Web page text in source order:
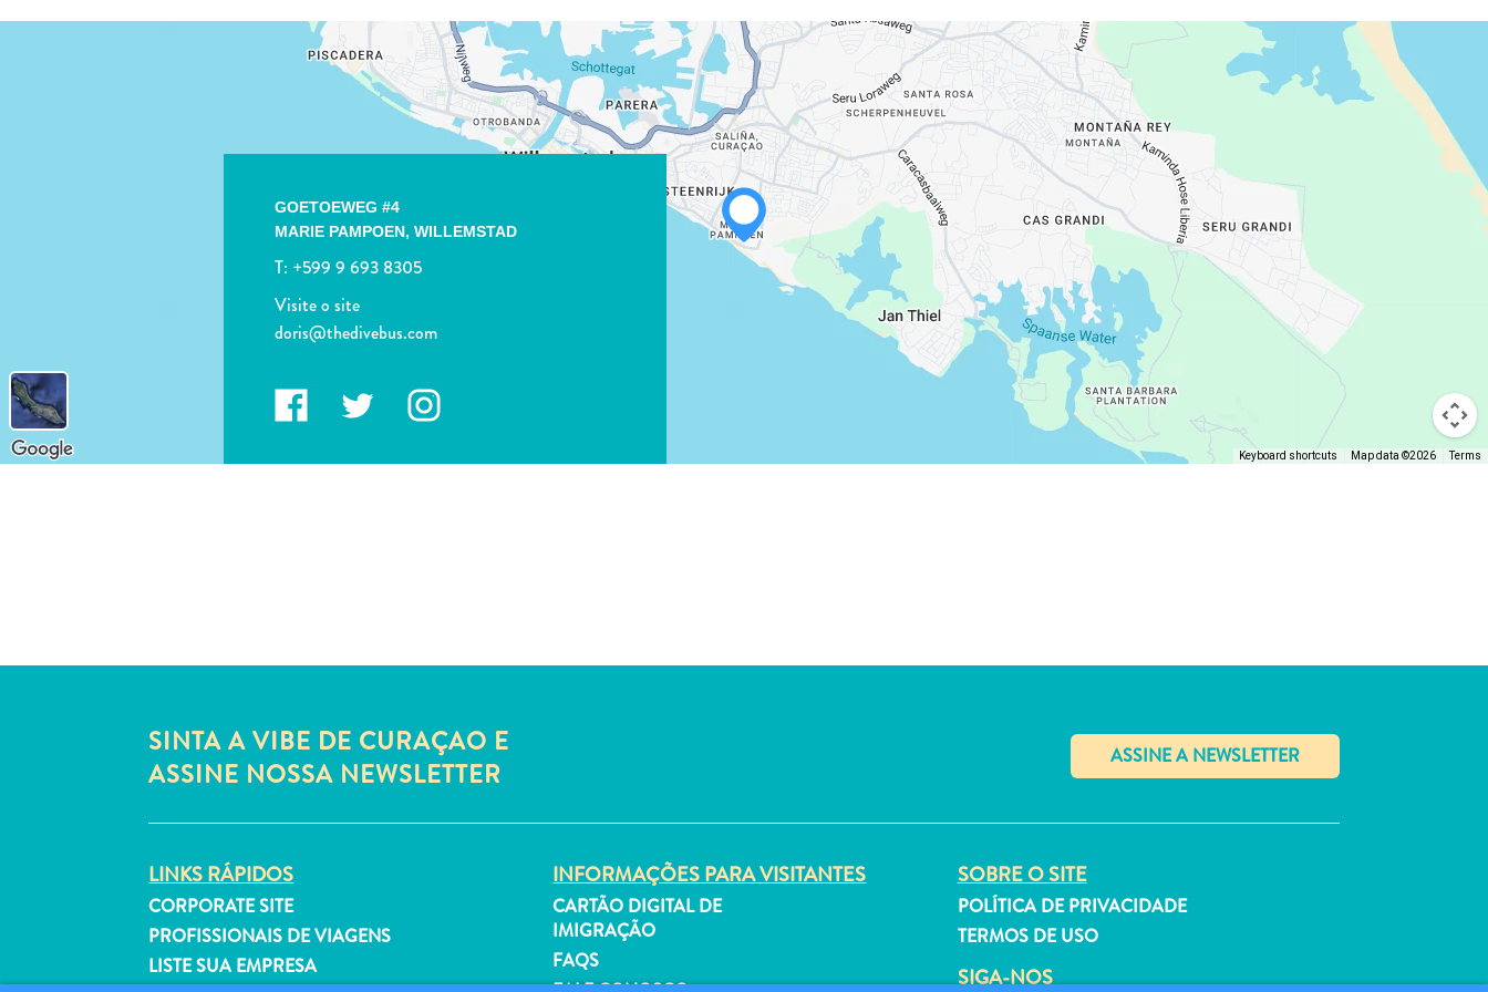
GOETOEWEG #4
MARIE PAMPOEN,WILLEMSTAD
T: +599 9 693 8305
Visite o site
doris@thedivebus.com
Keyboard shortcuts Map data ©2026 Terms
SINTA A VIBE DE CURAÇAO E
ASSINE NOSSA NEWSLETTER
✕
LINKS RÁPIDOS
CORPORATE SITE
PROFISSIONAIS DE VIAGENS
LISTE SUA EMPRESA
INFORMAÇÕES PARA VISITANTES
CARTÃO DIGITAL DE
IMIGRAÇÃO
FAQS
SOBRE O SITE
POLÍTICA DE PRIVACIDADE
TERMOS DE USO
SIGA-NOS